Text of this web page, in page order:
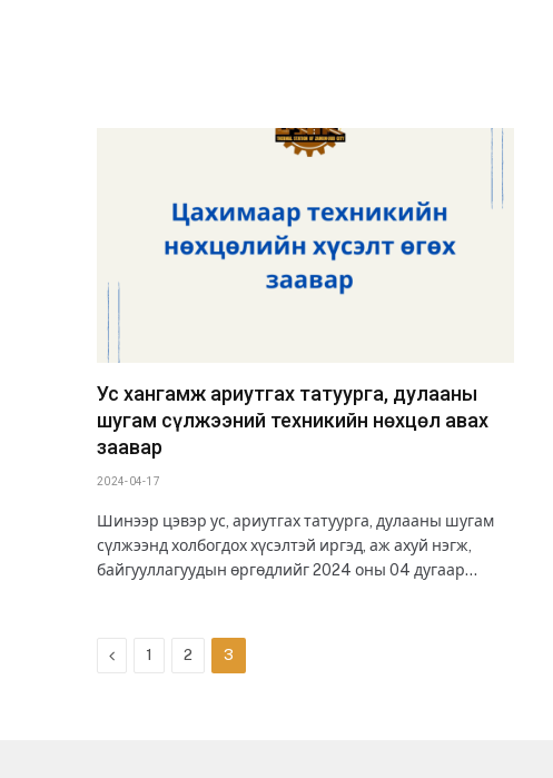
Ус хангамж ариутгах татуурга, дулааны
шугам сүлжээний техникийн нөхцөл авах
заавар
2024-04-17
Шинээр цэвэр ус, ариутгах татуурга, дулааны шугам
сүлжээнд холбогдох хүсэлтэй иргэд, аж ахуй нэгж,
байгууллагуудын өргөдлийг 2024 оны 04 дугаар…
Previous
1 2 3